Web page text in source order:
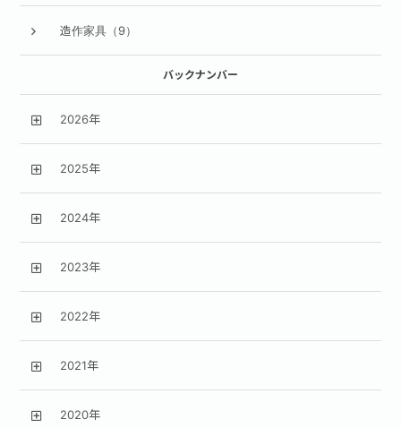
造作家具（9）
バックナンバー
2026年
2025年
2024年
2023年
2022年
2021年
2020年